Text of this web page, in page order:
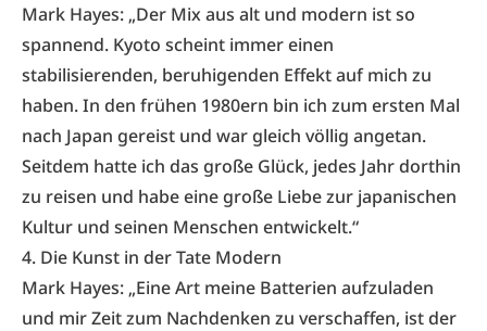
Mark Hayes: „Der Mix aus alt und modern ist so
spannend. Kyoto scheint immer einen
stabilisierenden, beruhigenden Effekt auf mich zu
haben. In den frühen 1980ern bin ich zum ersten Mal
nach Japan gereist und war gleich völlig angetan.
Seitdem hatte ich das große Glück, jedes Jahr dorthin
zu reisen und habe eine große Liebe zur japanischen
Kultur und seinen Menschen entwickelt.“
4. Die Kunst in der Tate Modern
Mark Hayes: „Eine Art meine Batterien aufzuladen
und mir Zeit zum Nachdenken zu verschaffen, ist der